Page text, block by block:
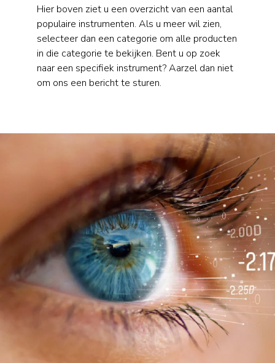
Hier boven ziet u een overzicht van een aantal
populaire instrumenten. Als u meer wil zien,
selecteer dan een categorie om alle producten
in die categorie te bekijken. Bent u op zoek
naar een specifiek instrument? Aarzel dan niet
om ons een bericht te sturen.